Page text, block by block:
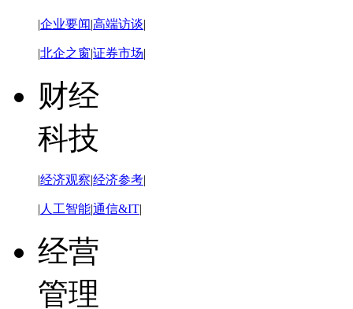
|企业要闻|高端访谈|
|北企之窗|证券市场|
财经
科技
|经济观察|经济参考|
| 人工智能|通信&IT|
经营
管理